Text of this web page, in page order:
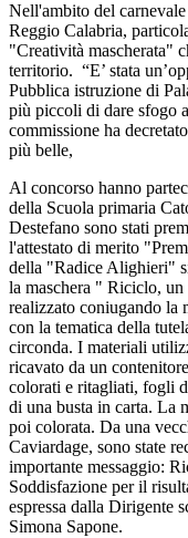
Nell'ambito del
Reggio Calabria,
"Creatività mascherata"
territorio. “E’ stata
Pubblica istruzione di
più piccoli di dare sfogo
commissione ha
più belle,
Al concorso hanno
della Scuola primaria
Destefano sono stati
l'attestato di merito
della "Radice Alighieri"
la maschera " Riciclo,
realizzato coniugando la
con la tematica della
circonda. I materiali
ricavato da un
colorati e ritagliati, fogli
di una busta in carta. La
poi colorata. Da una
Caviardage, sono state
importante messaggio:
Soddisfazione per il
espressa dalla Dirigente
Simona Sapone.